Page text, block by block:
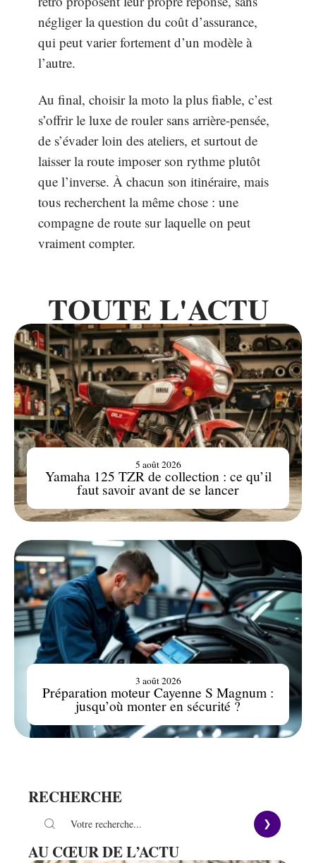
négliger la question du coût d’assurance,
qui peut varier fortement d’un modèle à
l’autre.
Au final, choisir la moto la plus fiable, c’est
s’offrir le luxe de rouler sans arrière-pensée,
de s’évader loin des ateliers, et surtout de
laisser la route imposer son rythme plutôt
que l’inverse. À chacun son itinéraire, mais
tous recherchent la même chose : une
compagne de route sur laquelle on peut
vraiment compter.
TOUTE L'ACTU
Yamaha 125 TZR de collection : ce qu’il
faut savoir avant de se lancer
5 août 2026
Préparation moteur Cayenne S Magnum :
jusqu’où monter en sécurité ?
3 août 2026
RECHERCHE
AU CŒUR DE L’ACTU